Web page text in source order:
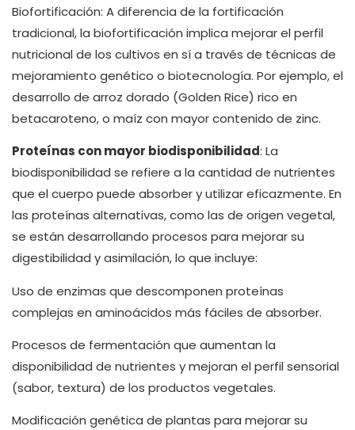
Biofortificación: A diferencia de la fortificación
tradicional, la biofortificación implica mejorar el perfil
nutricional de los cultivos en sí a través de técnicas de
mejoramiento genético o biotecnología. Por ejemplo, el
desarrollo de arroz dorado (Golden Rice) rico en
betacaroteno, o maíz con mayor contenido de zinc.
Proteínas con mayor biodisponibilidad: La
biodisponibilidad se refiere a la cantidad de nutrientes
que el cuerpo puede absorber y utilizar eficazmente. En
las proteínas alternativas, como las de origen vegetal,
se están desarrollando procesos para mejorar su
digestibilidad y asimilación, lo que incluye:
Uso de enzimas que descomponen proteínas
complejas en aminoácidos más fáciles de absorber.
Procesos de fermentación que aumentan la
disponibilidad de nutrientes y mejoran el perfil sensorial
(sabor, textura) de los productos vegetales.
Modificación genética de plantas para mejorar su